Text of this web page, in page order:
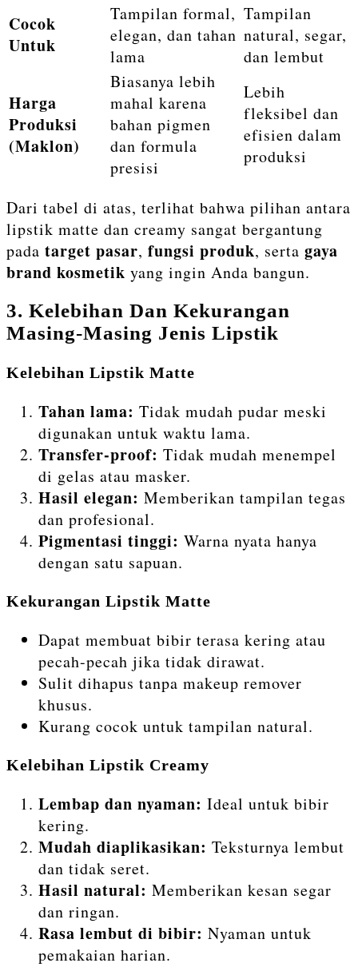
Cocok
Untuk
Tampilan formal,
elegan, dan tahan
lama
Tampilan
natural, segar,
dan lembut
Harga
Produksi
(Maklon)
Biasanya lebih
mahal karena
bahan pigmen
dan formula
presisi
Lebih
fleksibel dan
efisien dalam
produksi
Dari tabel di atas, terlihat bahwa pilihan antara
lipstik matte dan creamy sangat bergantung
pada target pasar, fungsi produk, serta gaya
brand kosmetik yang ingin Anda bangun.
3. Kelebihan Dan Kekurangan
Masing-Masing Jenis Lipstik
Kelebihan Lipstik Matte
Tahan lama: Tidak mudah pudar meski
digunakan untuk waktu lama.
Transfer-proof: Tidak mudah menempel
di gelas atau masker.
Hasil elegan: Memberikan tampilan tegas
dan profesional.
Pigmentasi tinggi: Warna nyata hanya
dengan satu sapuan.
Kekurangan Lipstik Matte
Dapat membuat bibir terasa kering atau
pecah-pecah jika tidak dirawat.
Sulit dihapus tanpa makeup remover
khusus.
Kurang cocok untuk tampilan natural.
Kelebihan Lipstik Creamy
Lembap dan nyaman: Ideal untuk bibir
kering.
Mudah diaplikasikan: Teksturnya lembut
dan tidak seret.
Hasil natural: Memberikan kesan segar
dan ringan.
Rasa lembut di bibir: Nyaman untuk
pemakaian harian.